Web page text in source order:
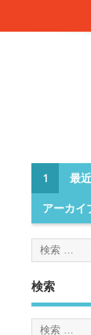
1 最
アーカイ
検索